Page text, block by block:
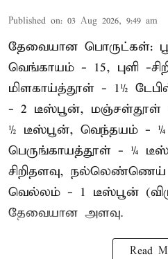
Published on: 03 Aug 2026, 9:49 am
தேவையான பொருட்கள்:
வெங்காயம் - 15, புளி -
மிளகாய்த்தூள் - 1½
- 2 டீஸ்பூன், மஞ்சள்தூள்
½ டீஸ்பூன், வெந்தயம் -
பெருங்காயத்தூள் - ¼
சிறிதளவு,
வெல்லம் - 1 டீஸ்பூன்
தேவையான அளவு.
Read